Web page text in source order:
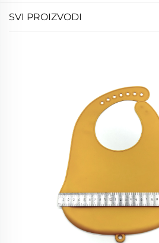
SVI PROIZVODI